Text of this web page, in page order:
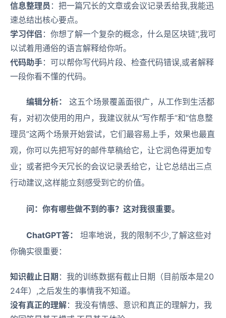
信息整理员 ：把一篇冗长的文章或会议记录丢给我,我能迅
速总结出核心要点。
学习伴侣 ：你想了解一个复杂的概念，什么是区块链”,我可
以试着用通俗的语言解释给你听。
代码助手：可以帮你写代码片段、检查代码错误,或者解释
一段你看不懂的代码。
编辑分析：
这五个场景覆盖面很广，从工作到生活都
有，对初次使用的用户，我建议就从“写作帮手”和“信息整
理员”这两个场景开始尝试，它们最容易上手，效果也最直
观，你可以先把写好的邮件草稿给它，让它润色得更加专
业；或者把今天冗长的会议记录丢给它，让它总结出三点
行动建议,这样能立刻感受到它的价值。
问：你有哪些做不到的事？这对我很重要。
ChatGPT答：
坦率地说，我的限制不少,了解这些对
你确实很重要：
知识截止日期 ：我的训练数据有截止日期（目前版本是20
24年）,之后发生的事情我不知道。
没有真正的理解：我没有情感、意识和真正的理解力，我